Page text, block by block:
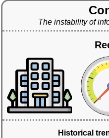
The instability of
0
Historical